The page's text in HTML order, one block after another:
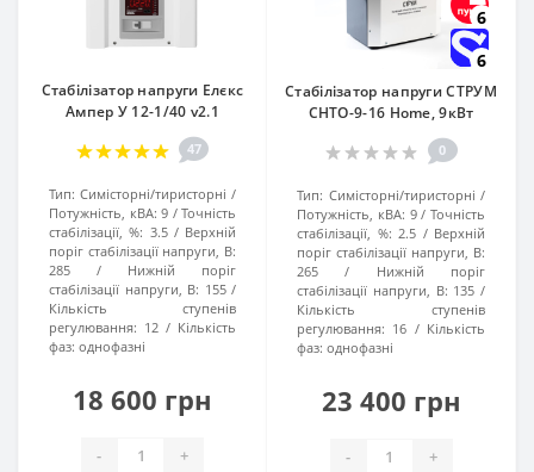
Стабілізатор напруги Елєкс
Ампер У 12-1/40 v2.1
47
Тип: Симісторні/тиристорні
Потужність, кВА: 9
Точність
стабілізації, %: 3.5
Верхній
поріг стабілізації напруги, В:
285
Нижній поріг
стабілізації напруги, В: 155
Кількість ступенів
регулювання: 12
Кількість
фаз: однофазні
18 600 грн
- +
6
6
Стабілізатор напруги СТРУМ
СНТО-9-16 Home, 9кВт
0
Тип: Симісторні/тиристорні
Потужність, кВА: 9
Точність
стабілізації, %: 2.5
Верхній
поріг стабілізації напруги, В:
265
Нижній поріг
стабілізації напруги, В: 135
Кількість ступенів
регулювання: 16
Кількість
фаз: однофазні
23 400 грн
- +